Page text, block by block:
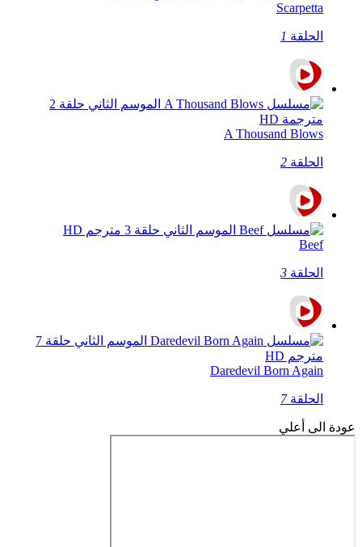
Scarpetta
الحلقة 1
A Thousand Blows
الحلقة 2
Beef
الحلقة 3
Daredevil Born Again
الحلقة7
عودة الى أعلي